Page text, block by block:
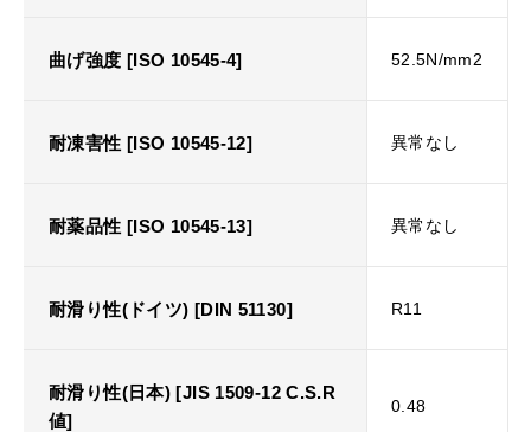
曲げ強度 [ISO 10545-4] 52.5N/mm2
耐凍害性 [ISO 10545-12] 異常なし
耐薬品性 [ISO 10545-13] 異常なし
耐滑り性(ドイツ) [DIN 51130] R11
耐滑り性(日本) [JIS 1509-12 C.S.R
値]
0.48